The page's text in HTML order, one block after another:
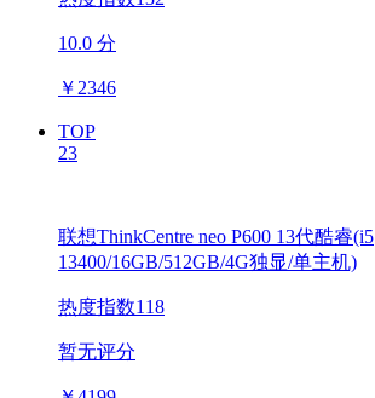
10.0 分
￥ 2346
TOP
23
联想ThinkCentre neo P600 13代酷睿(i5
13400/16GB/512GB/4G独显/单主机)
热度指数118
暂无评分